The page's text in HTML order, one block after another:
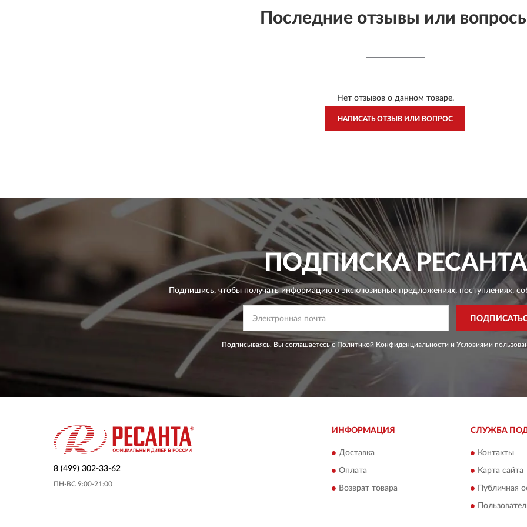
Последние отзывы или
Нет отзывов о данном товаре.
НАПИСАТЬ ОТЗЫВ ИЛИ ВОПРОС
ПОДПИСКАРЕСАНТА
Подпишись, чтобы получать информацию о эксклюзивных предложениях,поступлениях,
Подписываясь, Вы соглашаетесь с Политикой Конфиденциальности и Условиями
8 (499) 302-33-62
ПН-ВС 9:00-21:00
ИНФОРМАЦИЯ
Доставка
Оплата
Возврат товара
СЛУЖБА
Контакты
Карта сайта
Публичная